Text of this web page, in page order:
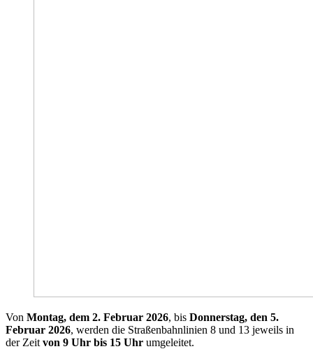
Von Montag, dem 2. Februar 2026, bis Donnerstag, den 5.
Februar 2026, werden die Straßenbahnlinien 8 und 13 jeweils in
der Zeit von 9 Uhr bis 15 Uhr umgeleitet.